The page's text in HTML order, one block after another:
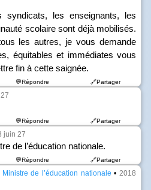
syndicats, les enseignants, les
scolaire sont déjà mobilisés.
les autres, je vous demande
équitables et immédiates vous
fin à cette saignée.
💬Répondre 🔗Partager
💬Répondre 🔗Partager
juin 27
de l’éducation nationale.
💬Répondre 🔗Partager
Ministre de l’éducation nationale •2018